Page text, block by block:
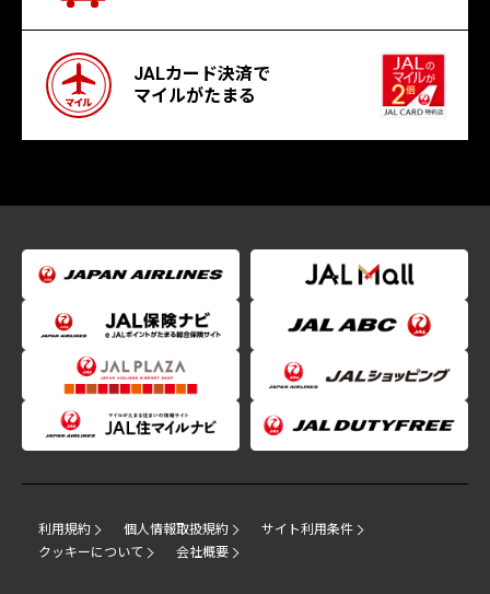
JALカード決済で
マイルがたまる
利用規約 個人情報取扱規約
サイト利用条件
クッキーについて
会社概要